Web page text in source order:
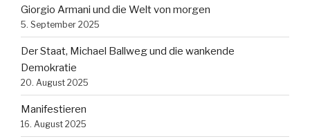
Giorgio Armani und die Welt von morgen
5. September 2025
Der Staat, Michael Ballweg und die wankende
Demokratie
20. August 2025
Manifestieren
16. August 2025